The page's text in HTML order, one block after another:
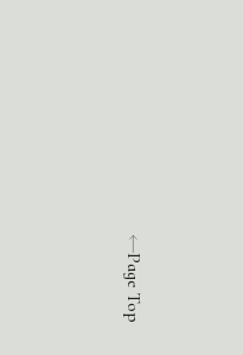
Page Top